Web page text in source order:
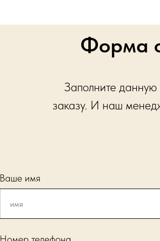
Форма
Заполните
заказу. И наш
Ваше имя